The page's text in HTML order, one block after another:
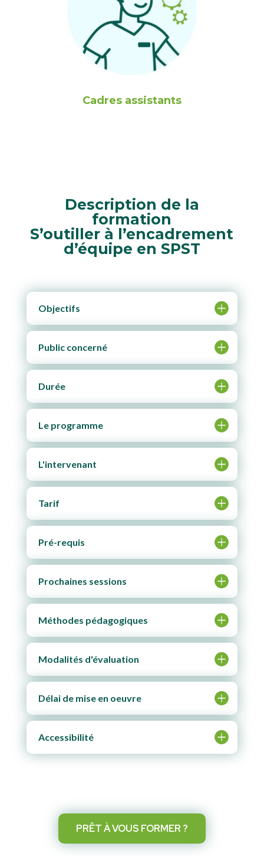
Cadres assistants
Description de la
formation
S’outiller à l’encadrement
d’équipe en SPST
Objectifs
Public concerné
Durée
Le programme
L'intervenant
Tarif
Pré-requis
Prochaines sessions
Méthodes pédagogiques
Modalités d'évaluation
Délai de mise en oeuvre
Accessibilité
PRÊT À VOUS FORMER ?